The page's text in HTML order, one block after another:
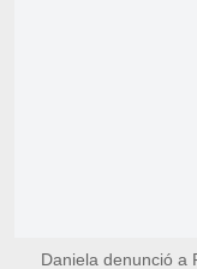
Daniela denunció a